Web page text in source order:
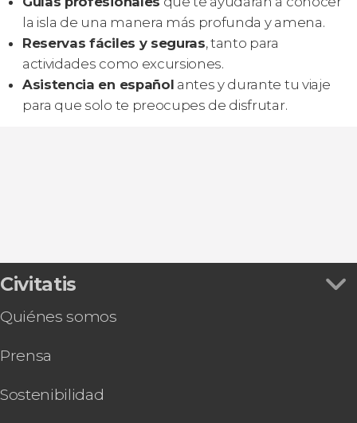
la isla de una manera más profunda y amena.
Reservas fáciles y seguras, tanto para
actividades como excursiones.
Asistencia en español antes y durante tu viaje
para que solo te preocupes de disfrutar.
Civitatis
Quiénes somos
Prensa
Sostenibilidad